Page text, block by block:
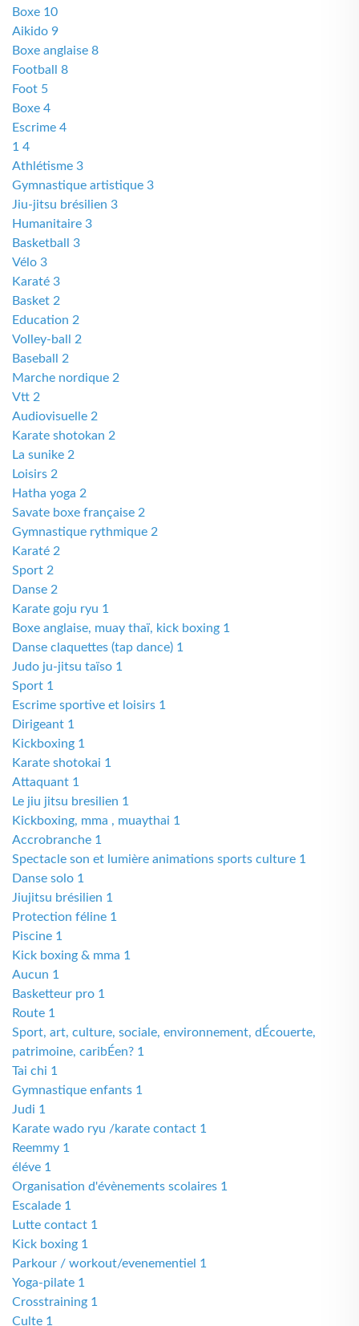
Boxe 10
Aikido 9
Boxe anglaise 8
Football 8
Foot 5
Boxe 4
Escrime 4
1 4
Athlétisme 3
Gymnastique artistique 3
Jiu-jitsu brésilien 3
Humanitaire 3
Basketball 3
Vélo 3
Karaté 3
Basket 2
Education 2
Volley-ball 2
Baseball 2
Marche nordique 2
Vtt 2
Audiovisuelle 2
Karate shotokan 2
La sunike 2
Loisirs 2
Hatha yoga 2
Savate boxe française 2
Gymnastique rythmique 2
Karaté 2
Sport 2
Danse 2
Karate goju ryu 1
Boxe anglaise, muay thaï, kick boxing 1
Danse claquettes (tap dance) 1
Judo ju-jitsu taïso 1
Sport 1
Escrime sportive et loisirs 1
Dirigeant 1
Kickboxing 1
Karate shotokai 1
Attaquant 1
Le jiu jitsu bresilien 1
Kickboxing, mma , muaythai 1
Accrobranche 1
Spectacle son et lumière animations sports culture 1
Danse solo 1
Jiujitsu brésilien 1
Protection féline 1
Piscine 1
Kick boxing & mma 1
Aucun 1
Basketteur pro 1
Route 1
Sport, art, culture, sociale, environnement, dÉcouerte,
patrimoine, caribÉen? 1
Tai chi 1
Gymnastique enfants 1
Judi 1
Karate wado ryu /karate contact 1
Reemmy 1
éléve 1
Organisation d'évènements scolaires 1
Escalade 1
Lutte contact 1
Kick boxing 1
Parkour / workout/evenementiel 1
Yoga-pilate 1
Crosstraining 1
Culte 1